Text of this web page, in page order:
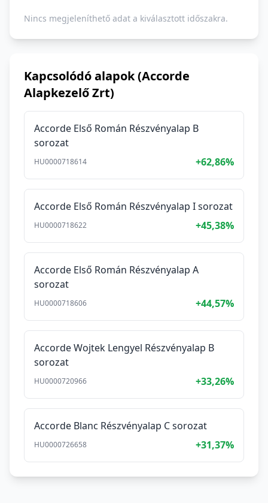
Nincs megjeleníthető adat a kiválasztott időszakra.
Kapcsolódó alapok (Accorde
Alapkezelő Zrt)
Accorde Első Román Részvényalap B
sorozat
HU0000718614 +62,86%
Accorde Első Román Részvényalap I sorozat
HU0000718622 +45,38%
Accorde Első Román Részvényalap A
sorozat
HU0000718606 +44,57%
Accorde Wojtek Lengyel Részvényalap B
sorozat
HU0000720966 +33,26%
Accorde Blanc Részvényalap C sorozat
HU0000726658 +31,37%